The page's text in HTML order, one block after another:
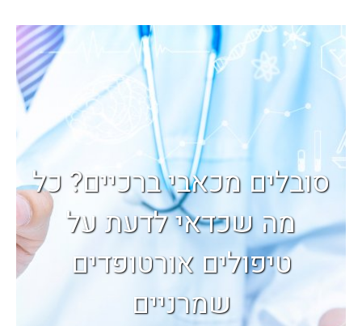
סובלים מכאבי ברכיים? כל
מה שכדאי לדעת על
טיפולים אורטופדים
שמרניים